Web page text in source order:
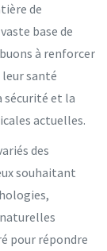
de
base de
à renforcer
santé
et la
actuelles.
des
souhaitant
pour répondre